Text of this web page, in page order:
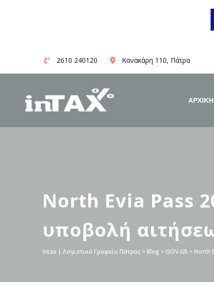
content
2610 240120 Κανακάρη 110, Πάτρα
ΑΡΧΙΚΗ
North Evia Pass
υποβολή
Intax | Λογιστικό Γραφείο Πάτρας > Blog > GOV.GR > North